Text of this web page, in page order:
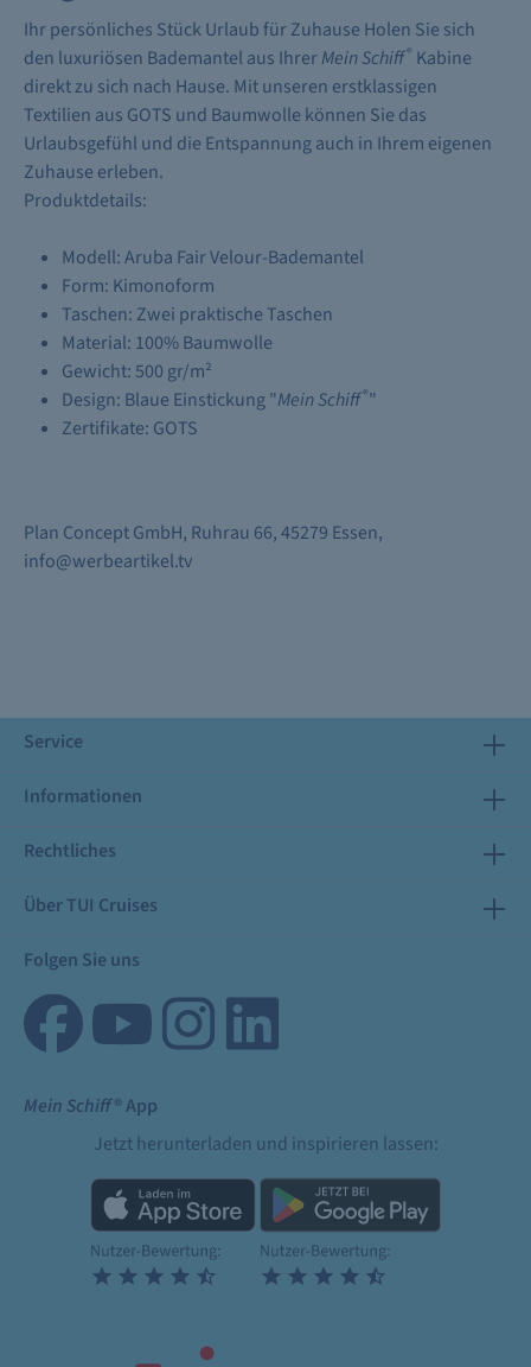
Ihr persönliches Stück Urlaub für Zuhause Holen Sie sich
den luxuriösen Bademantel aus IhrerMein Schiff® Kabine
direkt zu sich nach Hause. Mit unseren erstklassigen
Textilien aus GOTS und Baumwolle können Sie das
Urlaubsgefühl und die Entspannung auch in Ihrem eigenen
Zuhause erleben.
Produktdetails:
Modell: Aruba Fair Velour-Bademantel
Form: Kimonoform
Taschen: Zwei praktische Taschen
Material: 100% Baumwolle
Gewicht: 500 gr/m²
Design: Blaue Einstickung "Mein Schiff®"
Zertifikate: GOTS
Plan Concept GmbH, Ruhrau 66, 45279 Essen,
info@werbeartikel.tv
Service
Informationen
Rechtliches
Über TUI Cruises
Folgen Sie uns
Mein Schiff® App
Jetzt herunterladen und inspirieren lassen: